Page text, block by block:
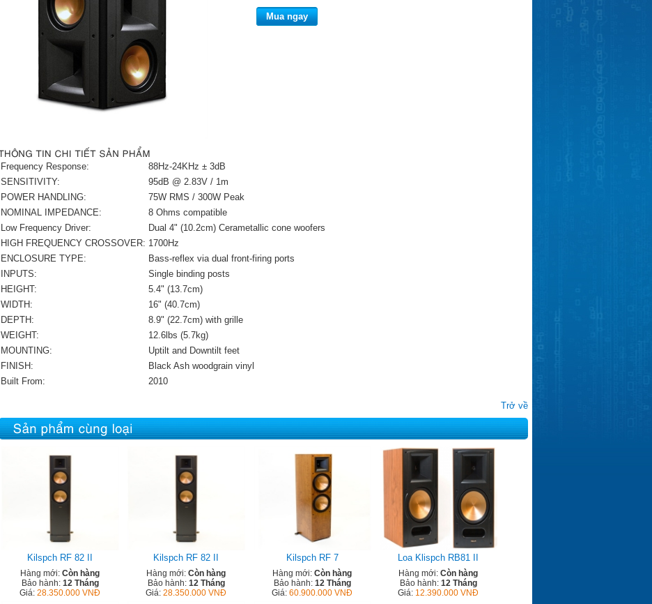
Mua ngay
Frequency Response:
88Hz-24KHz ± 3dB
SENSITIVITY:
95dB @ 2.83V / 1m
POWER HANDLING:
75W RMS / 300W Peak
NOMINAL IMPEDANCE:
8 Ohms compatible
Low Frequency Driver:
Dual 4" (10.2cm) Cerametallic cone woofers
HIGH FREQUENCY CROSSOVER: 1700Hz
ENCLOSURE TYPE:
Bass-reflex via dual front-firing ports
INPUTS:
Single binding posts
HEIGHT:
5.4" (13.7cm)
WIDTH:
16" (40.7cm)
DEPTH:
8.9" (22.7cm) with grille
WEIGHT:
12.6lbs (5.7kg)
MOUNTING:
Uptilt and Downtilt feet
FINISH:
Black Ash woodgrain vinyl
Built From:
2010
Trở về
Kilspch RF 82 II
Hàng mới: Còn hàng
Bảo hành: 12 Tháng
Giá: 28.350.000 VNĐ
Kilspch RF 82 II
Hàng mới: Còn hàng
Bảo hành: 12 Tháng
Giá: 28.350.000 VNĐ
Kilspch RF 7
Hàng mới: Còn hàng
Bảo hành: 12 Tháng
Giá: 60.900.000 VNĐ
Loa Klispch RB81 II
Hàng mới: Còn hàng
Bảo hành: 12 Tháng
Giá: 12.390.000 VNĐ